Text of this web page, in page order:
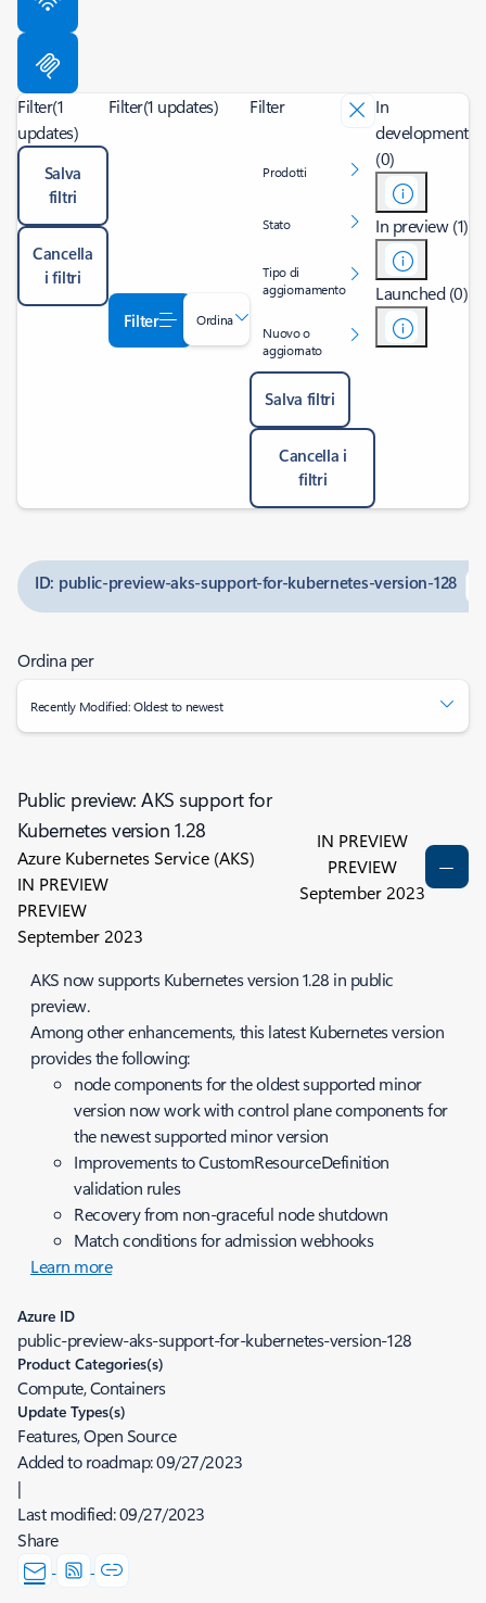
Filter(1
updates)
Salva
filtri
Cancella
i filtri
Filter(1 updates)
Filter Ordina
Filter
Prodotti
Stato
Tipo di
aggiornamento
Nuovo o
aggiornato
Salva filtri
Cancella i
filtri
In
development
(0)
In preview (1)
Launched (0)
ID: public-preview-aks-support-for-kubernetes-version-128
Ordina per
Recently Modified: Oldest to newest
Public preview: AKS support for
Kubernetes version 1.28
Azure Kubernetes Service (AKS)
IN PREVIEW
PREVIEW
September 2023
IN PREVIEW
PREVIEW
September 2023
AKS now supports Kubernetes version 1.28 in public
preview.
Among other enhancements, this latest Kubernetes version
provides the following:
node components for the oldest supported minor
version now work with control plane components for
the newest supported minor version
Improvements to CustomResourceDefinition
validation rules
Recovery from non-graceful node shutdown
Match conditions for admission webhooks
Learn more
Azure ID
public-preview-aks-support-for-kubernetes-version-128
Product Categories(s)
Compute, Containers
Update Types(s)
Features, Open Source
Added to roadmap:09/27/2023
|
Last modified:09/27/2023
Share